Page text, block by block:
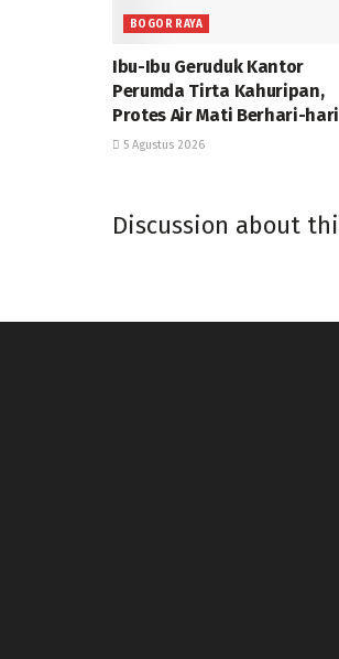
BOGOR RAYA
Ibu-Ibu Geruduk Kantor
Perumda Tirta Kahuripan,
Protes Air Mati Berhari-hari
5 Agustus 2026
Discussion about